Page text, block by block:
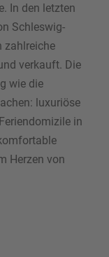
In den letzten
Schleswig-
zahlreiche
verkauft. Die
wie die
luxuriöse
in
Herzen von